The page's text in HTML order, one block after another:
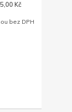
Kč
bez DPH